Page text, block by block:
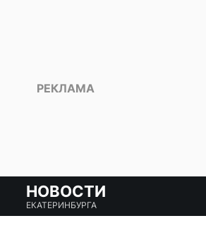
НОВОСТИ
ЕКАТЕРИНБУРГА